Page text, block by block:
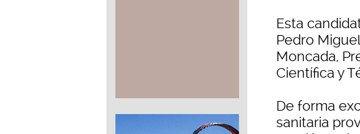
Esta
Pedro
Moncada,
Científica y
De forma
sanitaria